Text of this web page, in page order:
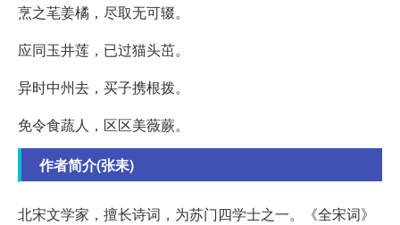
烹之芼姜橘，尽取无可辍。
应同玉井莲，已过猫头茁。
异时中州去，买子携根拨。
免令食蔬人，区区美薇蕨。
作者简介(张耒)
北宋文学家，擅长诗词，为苏门四学士之一。《全宋词》